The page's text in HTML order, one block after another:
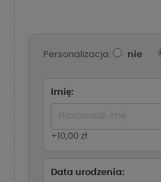
Personalizacja: nie
Imię:
+10,00 zł
Data urodzenia: